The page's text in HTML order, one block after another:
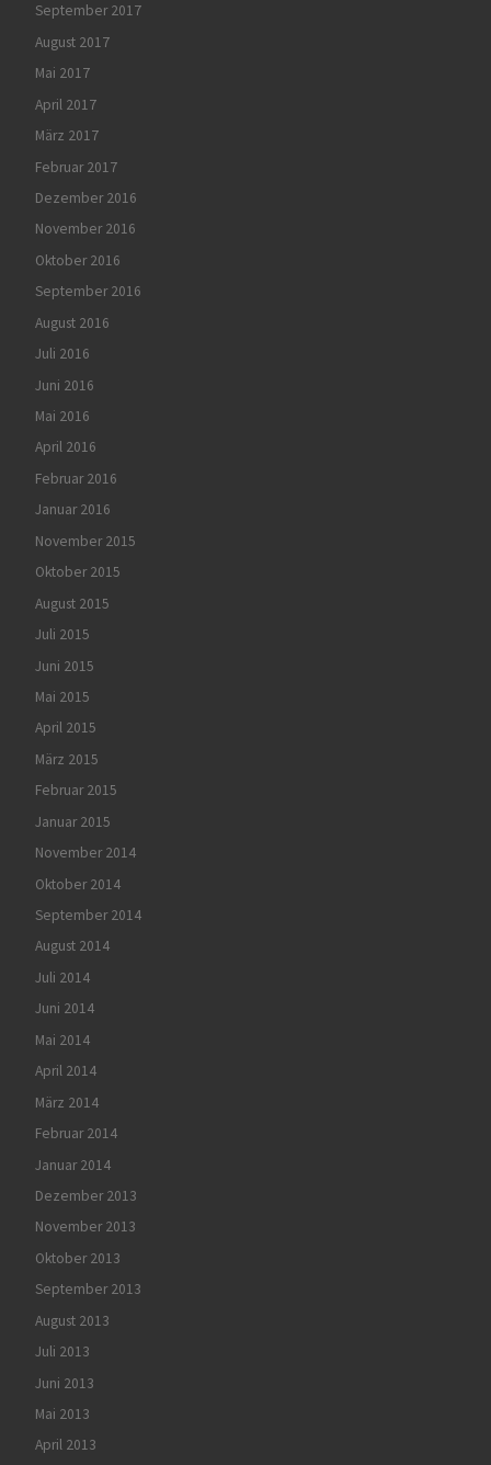
September 2017
August 2017
Mai 2017
April 2017
März 2017
Februar 2017
Dezember 2016
November 2016
Oktober 2016
September 2016
August 2016
Juli 2016
Juni 2016
Mai 2016
April 2016
Februar 2016
Januar 2016
November 2015
Oktober 2015
August 2015
Juli 2015
Juni 2015
Mai 2015
April 2015
März 2015
Februar 2015
Januar 2015
November 2014
Oktober 2014
September 2014
August 2014
Juli 2014
Juni 2014
Mai 2014
April 2014
März 2014
Februar 2014
Januar 2014
Dezember 2013
November 2013
Oktober 2013
September 2013
August 2013
Juli 2013
Juni 2013
Mai 2013
April 2013